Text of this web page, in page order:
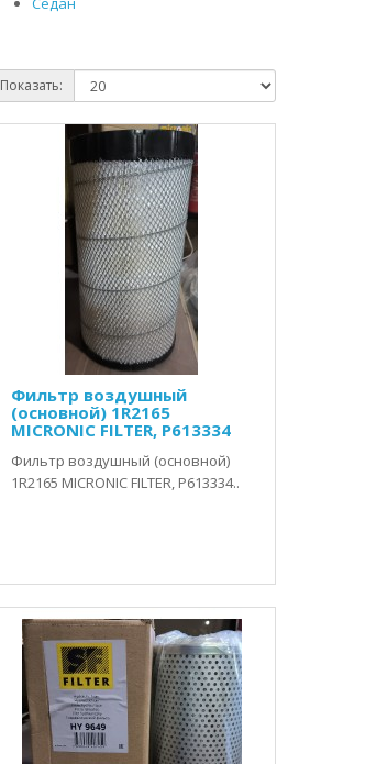
Показать:
Фильтр воздушный
(основной) 1R2165
MICRONIC FILTER, P613334
Фильтр воздушный (основной)
1R2165 MICRONIC FILTER, P613334..